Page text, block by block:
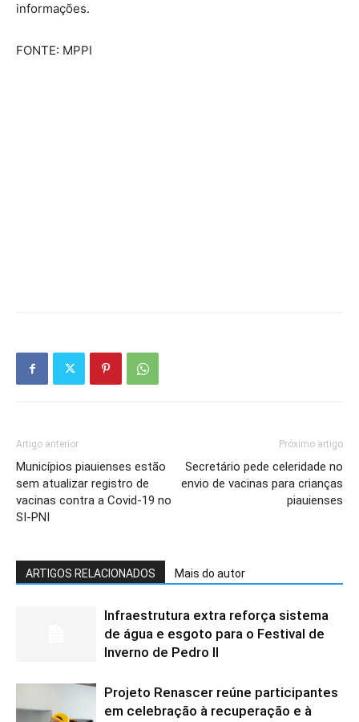
informações.
FONTE: MPPI
Artigo anterior
Municípios piauienses estão
sem atualizar registro de
vacinas contra a Covid-19 no
SI-PNI
Próximo artigo
Secretário pede celeridade no
envio de vacinas para crianças
piauienses
ARTIGOS RELACIONADOS Mais do autor
Infraestrutura extra reforça sistema
de água e esgoto para o Festival de
Inverno de Pedro II
Projeto Renascer reúne participantes
em celebração à recuperação e à